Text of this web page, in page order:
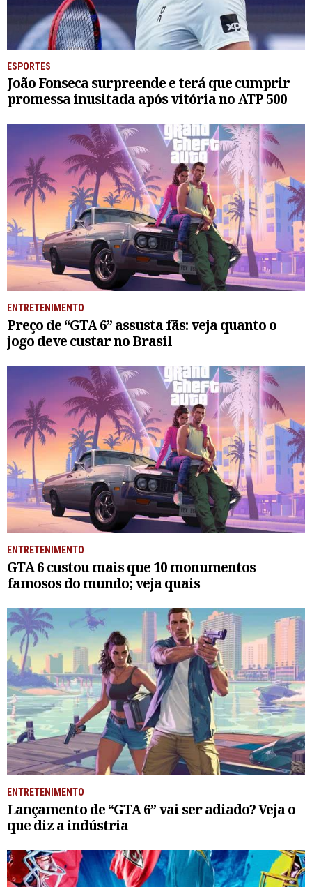
ESPORTES
João Fonseca surpreende e terá que cumprir
promessa inusitada após vitória no ATP 500
ENTRETENIMENTO
Preço de “GTA 6” assusta fãs: veja quanto o
jogo deve custar no Brasil
ENTRETENIMENTO
GTA 6 custou mais que 10 monumentos
famosos do mundo; veja quais
ENTRETENIMENTO
Lançamento de “GTA 6” vai ser adiado? Veja o
que diz a indústria